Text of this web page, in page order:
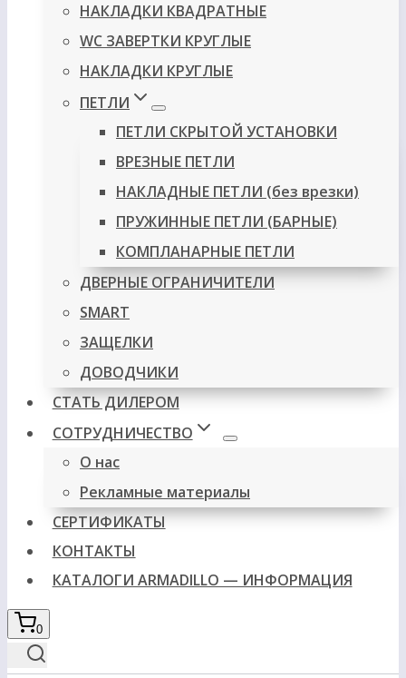
НАКЛАДКИ КВАДРАТНЫЕ
WC ЗАВЕРТКИ КРУГЛЫЕ
НАКЛАДКИ КРУГЛЫЕ
ПЕТЛИ
ПЕТЛИ СКРЫТОЙ УСТАНОВКИ
ВРЕЗНЫЕ ПЕТЛИ
НАКЛАДНЫЕ ПЕТЛИ (без врезки)
ПРУЖИННЫЕ ПЕТЛИ (БАРНЫЕ)
КОМПЛАНАРНЫЕ ПЕТЛИ
ДВЕРНЫЕ ОГРАНИЧИТЕЛИ
SMART
ЗАЩЕЛКИ
ДОВОДЧИКИ
СТАТЬ ДИЛЕРОМ
СОТРУДНИЧЕСТВО
О нас
Рекламные материалы
СЕРТИФИКАТЫ
КОНТАКТЫ
КАТАЛОГИ ARMADILLO — ИНФОРМАЦИЯ
0